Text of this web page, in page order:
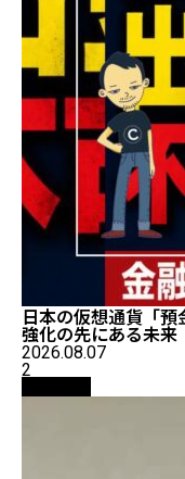
日本の仮想通貨「
強化の先にある未
2026.08.07
2